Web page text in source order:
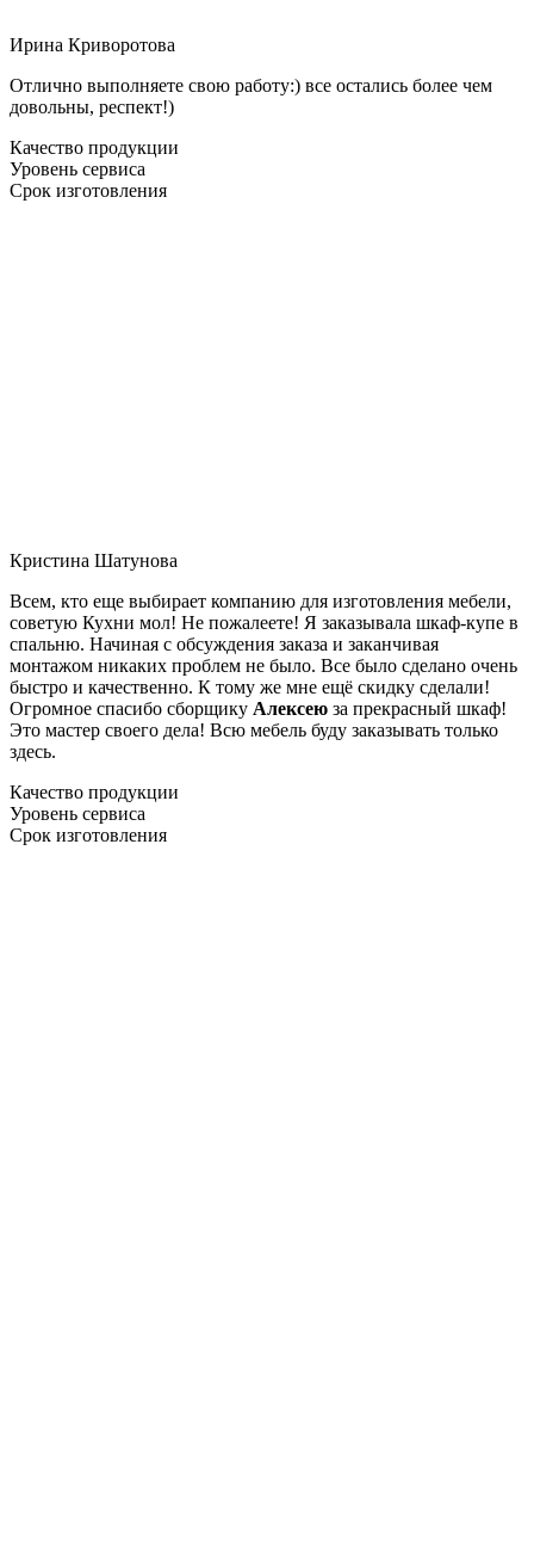
Ирина Криворотова
Отлично выполняете свою работу:) все остались более чем
довольны, респект!)
Качество продукции
Уровень сервиса
Срок изготовления
Кристина Шатунова
Всем, кто еще выбирает компанию для изготовления мебели,
советую Кухни мол! Не пожалеете! Я заказывала шкаф-купе в
спальню. Начиная с обсуждения заказа и заканчивая
монтажом никаких проблем не было. Все было сделано очень
быстро и качественно. К тому же мне ещё скидку сделали!
Огромное спасибо сборщику Алексею за прекрасный шкаф!
Это мастер своего дела! Всю мебель буду заказывать только
здесь.
Качество продукции
Уровень сервиса
Срок изготовления